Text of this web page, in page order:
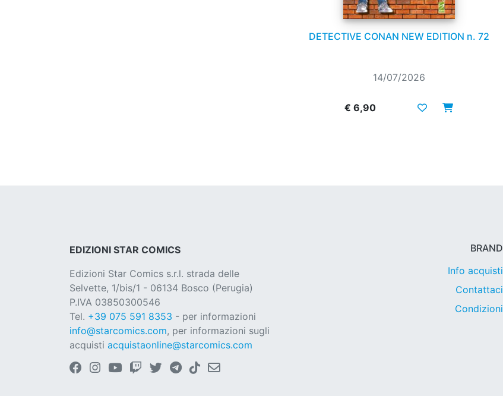
DETECTIVE CONAN NEW EDITION n. 72
14/07/2026
€ 6,90
EDIZIONI STAR COMICS
Edizioni Star Comics s.r.l. strada delle
Selvette, 1/bis/1 - 06134 Bosco (Perugia)
P.IVA 03850300546
Tel. +39 075 591 8353 - per informazioni
info@starcomics.com, per informazioni sugli
acquisti acquistaonline@starcomics.com
BRAND
Info acquisti
Contattaci
Condizioni